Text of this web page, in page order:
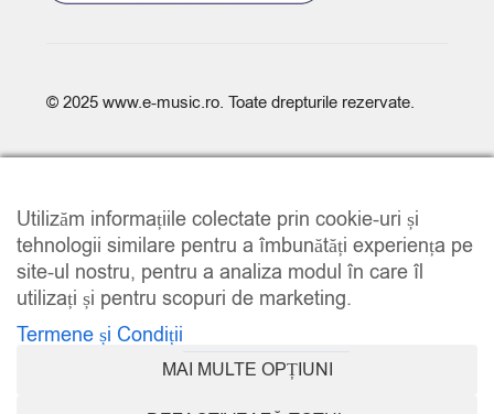
© 2025 www.e-music.ro. Toate drepturile rezervate.
Utilizăm informațiile colectate prin cookie-uri și
tehnologii similare pentru a îmbunătăți experiența pe
site-ul nostru, pentru a analiza modul în care îl
utilizați și pentru scopuri de marketing.
Termene și Condiții
MAI MULTE OPȚIUNI
COMPARE (0)